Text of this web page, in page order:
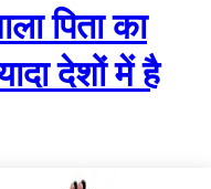
पिता का
देशों में है